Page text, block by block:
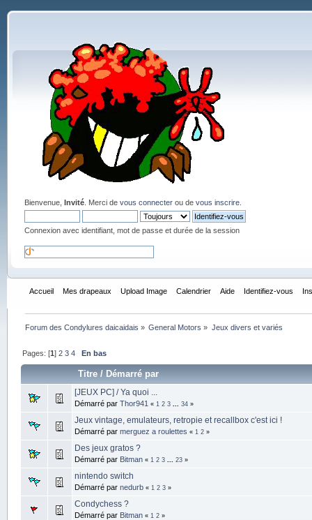
Bienvenue, Invité. Merci de vous connecterou de vous inscrire.
Connexion avec identifiant, mot de passe et durée de la session
Accueil Mes drapeaux Upload Image Calendrier Aide Identifiez-vous
Forum des Condylures daicaidais » General Motors » Jeux divers et variés
Pages: [1]2 3 4 En bas
Titre/ Démarré par
[JEUX PC] / Ya quoi ...
Démarré par Thor941 « 1 2 3 34»
Jeux vintage, emulateurs, retropie et recallbox c'est ici !
Démarré par merguez a roulettes « 1 2»
Des jeux gratos ?
Démarré par Bitman « 1 2 3 23»
nintendo switch
Démarré par nedurb « 1 2 3»
Condychess ?
Démarré par Bitman « 1 2»